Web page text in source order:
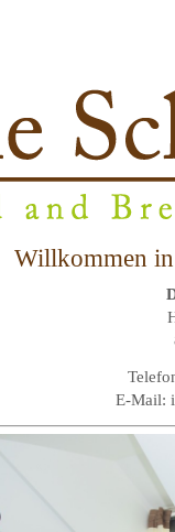
Willkommen
E-Mail: